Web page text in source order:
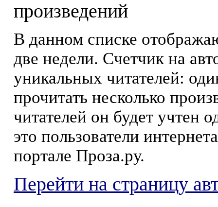
произведений
В данном списке
две недели. Счетчик на
уникальных читателей:
прочитать несколько
читателей он будет учтен
это пользователи
портале Проза.ру.
Перейти на страницу